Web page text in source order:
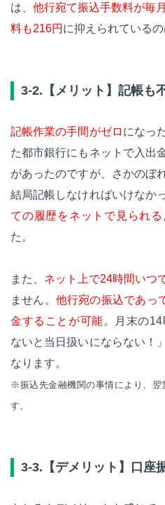
は、 他行宛て振込手数料が毎
料も216円 に抑えられている
3-2.【メリット】記帳も
記帳作業の手間がゼロ になっ
た都市銀行にもネットで入出
があったのですが、さかのぼ
結局記帳しなければいけなか
ての履歴をネットで見られる
た。
また、 ネット上で24時間いつ
ません。 他行宛の振込であっ
金することが可能。月末の
ないと当日扱いにならない！
なります。
※振込先金融機関の事情により、翌
す。
3-3.【デメリット】口座